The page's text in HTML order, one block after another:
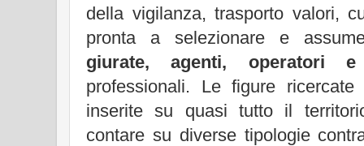
della vigilanza, trasporto valori,
pronta a selezionare e
giurate, agenti, operatori e
professionali. Le figure
inserite su quasi tutto il
contare su diverse tipologie